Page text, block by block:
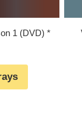
1 (DVD)